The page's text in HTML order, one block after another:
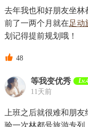
去年我也和好朋友坐
前了一两个月就在足动
划记得提前规划哦！
 48
等我变优秀
11天前
上班之后就很难和朋
验一次林都号旅游专列